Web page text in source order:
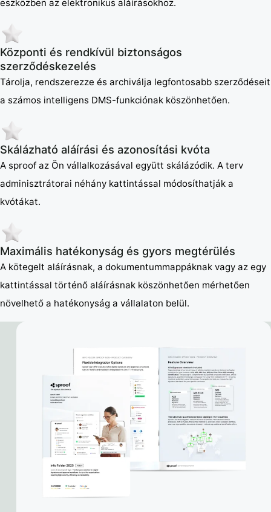
eszközben az elektronikus aláírásokhoz.
Központi és rendkívül biztonságos
szerződéskezelés
Tárolja, rendszerezze és archiválja legfontosabb szerződéseit
a számos intelligens DMS-funkciónak köszönhetően.
Skálázható aláírási és azonosítási kvóta
A sproof az Ön vállalkozásával együtt skálázódik. A terv
adminisztrátorai néhány kattintással módosíthatják a
kvótákat.
Maximális hatékonyság és gyors megtérülés
A kötegelt aláírásnak, a dokumentummappáknak vagy az egy
kattintással történő aláírásnak köszönhetően mérhetően
növelhető a hatékonyság a vállalaton belül.